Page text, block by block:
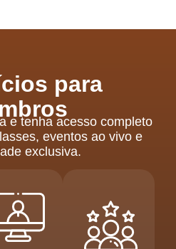
para
e tenha acesso completo
eventos ao vivo e
exclusiva.